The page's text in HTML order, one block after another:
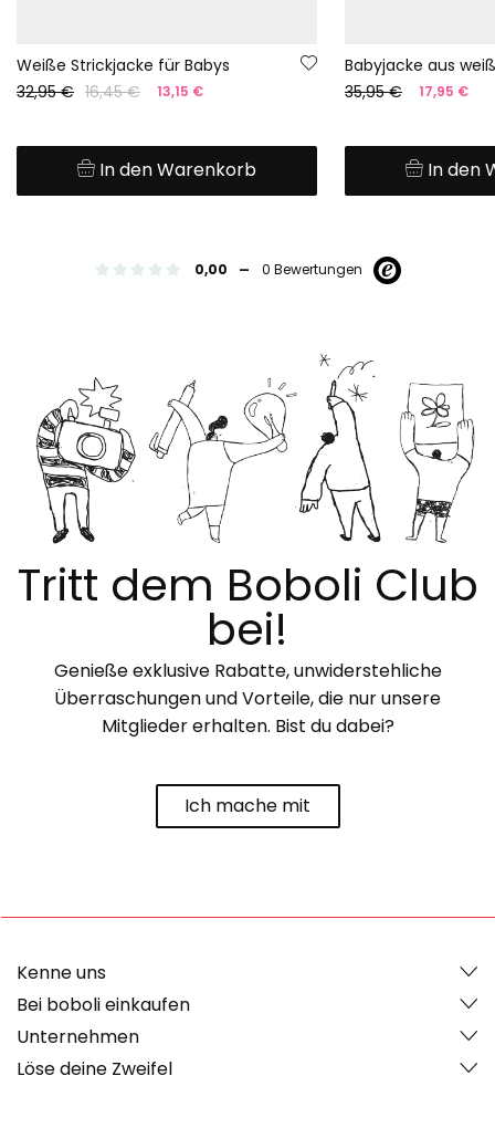
Weiße Strickjacke für Babys
32,95 € 16,45 € 13,15 €
In den Warenkorb
35,95 € 17,95 €
In den
0,00 - 0 Bewertungen
Tritt dem Boboli Club
bei!
Genieße exklusive Rabatte, unwiderstehliche
Überraschungen und Vorteile, die nur unsere
Mitglieder erhalten. Bist du dabei?
Ich mache mit
Kenne uns
Bei boboli einkaufen
Unternehmen
Löse deine Zweifel